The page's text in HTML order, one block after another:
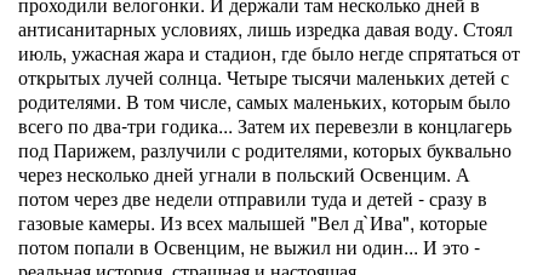
антисанитарных условиях, лишь изредка давая воду. Стоял
июль, ужасная жара и стадион, где было негде спрятаться от
открытых лучей солнца. Четыре тысячи маленьких детей с
родителями. В том числе, самых маленьких, которым было
всего по два-три годика... Затем их перевезли в концлагерь
под Парижем, разлучили с родителями, которых буквально
через несколько дней угнали в польский Освенцим. А
потом через две недели отправили туда и детей - сразу в
газовые камеры. Из всех малышей "Вел д`Ива", которые
потом попали в Освенцим, не выжил ни один... И это -